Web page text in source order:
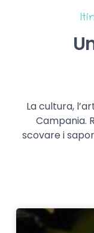
La cultura,
Campania.
scovare i